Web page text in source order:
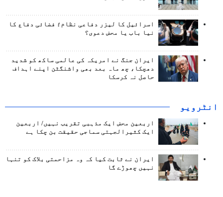
اسرائیل کا لیزر دفاعی نظام؛ فضائی دفاع کا
نیا باب یا محض دعوی؟
ایران جنگ نے امریکہ کی عالمی ساکھ کو شدید
دھچکا، چھ ماہ بعد بھی واشنگٹن اپنے اہداف
حاصل نہ کرسکا
انٹرويو
اربعین محض ایک مذہبی تقریب نہیں/ اربعین
ایک کثیرالجہتی سماجی حقیقت بن چکا ہے
ایران نے ثابت کیا کہ وہ مزاحمتی بلاک کو تنہا
نہیں چھوڑے گا